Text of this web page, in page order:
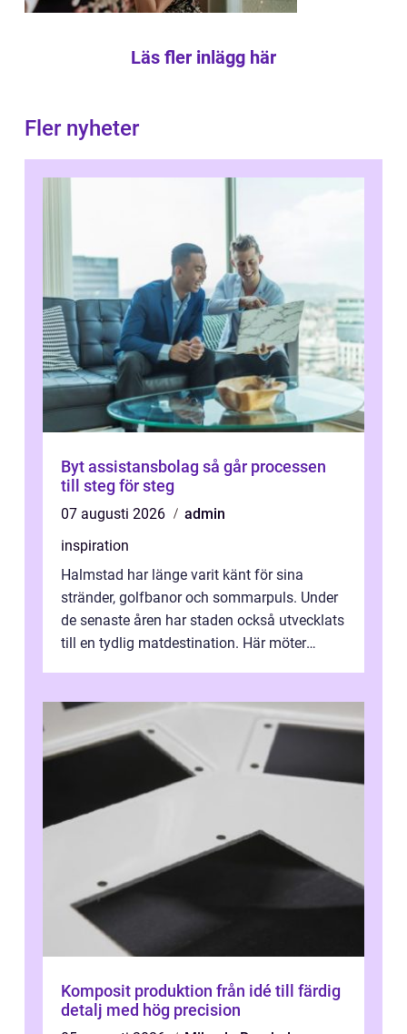
Läs fler inlägg här
Fler nyheter
Byt assistansbolag så går processen
till steg för steg
07 augusti 2026
admin
inspiration
Halmstad har länge varit känt för sina
stränder, golfbanor och sommarpuls. Under
de senaste åren har staden också utvecklats
till en tydlig matdestination. Här möter
Komposit produktion från idé till färdig
detalj med hög precision